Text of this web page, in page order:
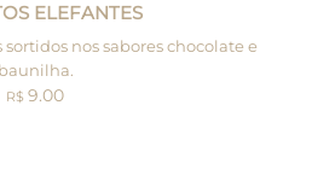
ELEFANTES
nos sabores chocolate e
baunilha.
R$ 9.00